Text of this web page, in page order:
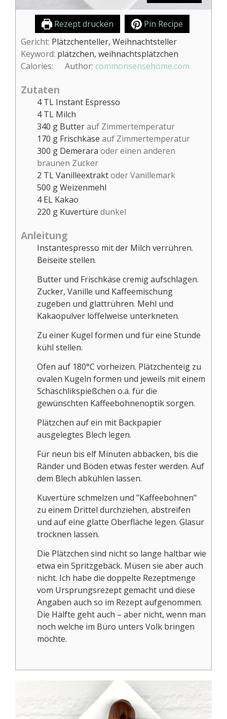
Rezept drucken
Pin Recipe
Gericht: Plätzchenteller, Weihnachtsteller
Keyword: plätzchen, weihnachtsplätzchen
Calories:
Author:commonsensehome.com
Zutaten
4 TL Instant Espresso
4 TL Milch
340 g Butterauf Zimmertemperatur
170 g Frischkäse auf Zimmertemperatur
300 g Demerara oder einen anderen
braunen Zucker
2 TLVanilleextraktoder Vanillemark
500 gWeizenmehl
4 EL Kakao
220 g Kuvertüre dunkel
Anleitung
Instantespresso mit der Milch verrühren.
Beiseite stellen.
Butter und Frischkäse cremig aufschlagen.
Zucker, Vanille und Kaffeemischung
zugeben und glattrühren. Mehl und
Kakaopulver löffelweise unterkneten.
Zu einer Kugel formen und für eine Stunde
kühl stellen.
Ofen auf 180°C vorheizen. Plätzchenteig zu
ovalen Kugeln formen und jeweils mit einem
Schaschlikspießchen o.ä. für die
gewünschten Kaffeebohnenoptik sorgen.
Plätzchen auf ein mit Backpapier
ausgelegtes Blech legen.
Für neun bis elf Minuten abbacken, bis die
Ränder und Böden etwas fester werden. Auf
dem Blech abkühlen lassen.
Kuvertüre schmelzen und "Kaffeebohnen"
zu einem Drittel durchziehen, abstreifen
und auf eine glatte Oberfläche legen. Glasur
trocknen lassen.
Die Plätzchen sind nicht so lange haltbar wie
etwa ein Spritzgebäck. Müsen sie aber auch
nicht. Ich habe die doppelte Rezeptmenge
vom Ursprungsrezept gemacht und diese
Angaben auch so im Rezept aufgenommen.
Die Hälfte geht auch – aber nicht, wenn man
noch welche im Büro unters Volk bringen
möchte.